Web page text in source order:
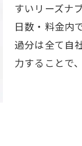
すいリーズナ
日数・料金内
過分は全て自
力することで